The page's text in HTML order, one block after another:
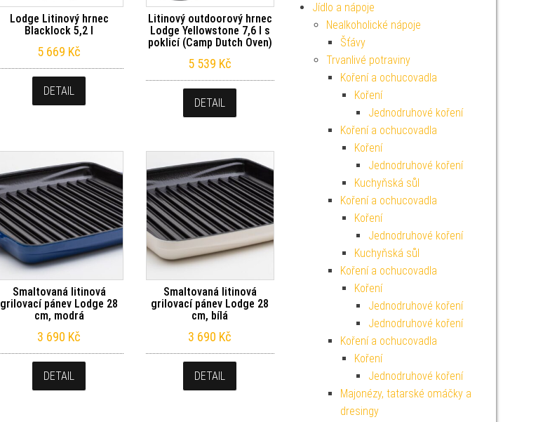
Lodge Litinový hrnec
Blacklock 5,2 l
5 669 Kč
DETAIL
Litinový outdoorový hrnec
Lodge Yellowstone 7,6 l s
poklicí (Camp Dutch Oven)
5 539 Kč
DETAIL
Smaltovaná litinová
grilovací pánev Lodge 28
cm, modrá
3 690 Kč
DETAIL
Smaltovaná litinová
grilovací pánev Lodge 28
cm, bílá
3 690 Kč
DETAIL
Jídlo a nápoje
Nealkoholické nápoje
Šťávy
Trvanlivé potraviny
Koření a ochucovadla
Koření
Jednodruhové koření
Koření a ochucovadla
Koření
Jednodruhové koření
Kuchyňská sůl
Koření a ochucovadla
Koření
Jednodruhové koření
Kuchyňská sůl
Koření a ochucovadla
Koření
Jednodruhové koření
Jednodruhové koření
Koření a ochucovadla
Koření
Jednodruhové koření
Majonézy, tatarské omáčky a
dresingy